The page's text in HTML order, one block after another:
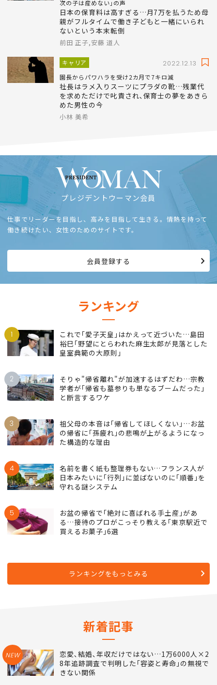
次の子は産めない｣の声
日本の保育料は高すぎる…月7万を払うため母
親がフルタイムで働き子どもと一緒にいられ
ないという本末転倒
前田 正子,安藤 道人
キャリア 2022.12.13
園長からパワハラを受け2カ月で7キロ減
社長はラメ入りスーツにプラダの靴…残業代
を求めただけで叱責され､保育士の夢をあきら
めた男性の今
小林 美希
プレジデントウーマン会員
仕事でリーダーを目指し、高みを目指して生きる。情熱を持って
働き続けたい、女性のためのサイトです。
会員登録する
ランキング
1
これで｢愛子天皇｣はかえって近づいた…島田
裕巳｢野望にとらわれた麻生太郎が見落とした
皇室典範の大原則｣
2
そりゃ"帰省離れ"が加速するはずだわ…宗教
学者が｢帰省も墓参りも単なるブームだった｣
と断言するワケ
3
祖父母の本音は｢帰省してほしくない｣…お盆
の帰省に｢孫疲れ｣の悲鳴が上がるようになっ
た構造的な理由
4
名前を書く紙も整理券もない…フランス人が
日本みたいに｢行列｣に並ばないのに｢順番｣を
守れる謎システム
5
お盆の帰省で｢絶対に喜ばれる手土産｣があ
る…接待のプロがこっそり教える｢東京駅近で
買えるお菓子｣6選
ランキングをもっとみる
新着記事
NEW
恋愛､結婚､年収だけではない…1万6000人×2
8年追跡調査で判明した｢容姿と寿命｣の無視で
きない関係